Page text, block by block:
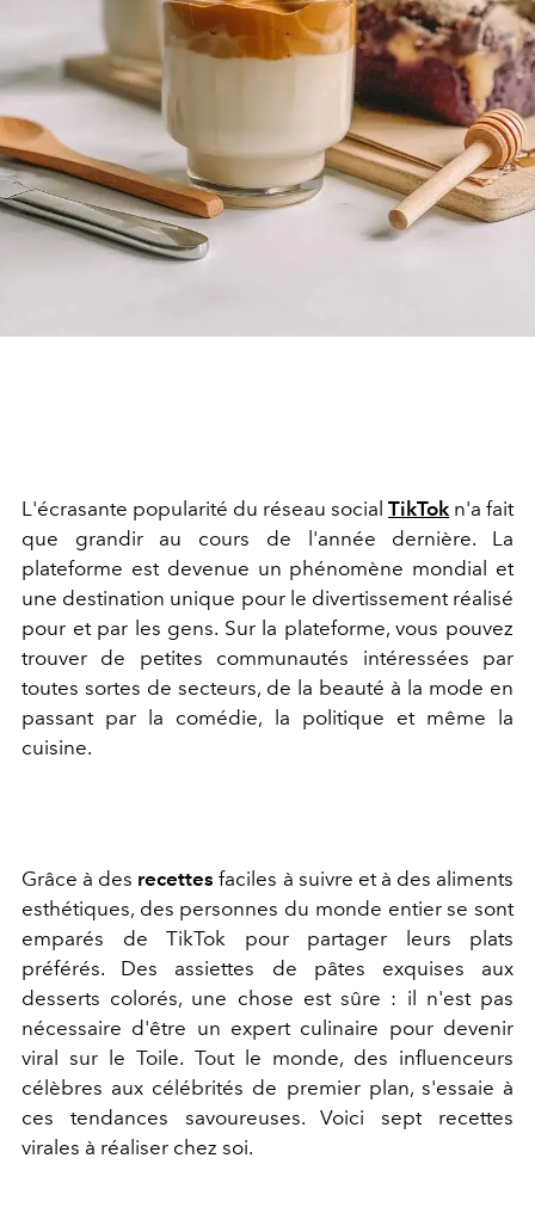
L'écrasante popularité du réseau social TikTok n'a fait
que grandir au cours de l'année dernière. La
plateforme est devenue un phénomène mondial et
une destination unique pour le divertissement réalisé
pour et par les gens. Sur la plateforme, vous pouvez
trouver de petites communautés intéressées par
toutes sortes de secteurs, de la beauté à la mode en
passant par la comédie, la politique et même la
cuisine.
Grâce à des recettes faciles à suivre et à des aliments
esthétiques, des personnes du monde entier se sont
emparés de TikTok pour partager leurs plats
préférés. Des assiettes de pâtes exquises aux
desserts colorés, une chose est sûre : il n'est pas
nécessaire d'être un expert culinaire pour devenir
viral sur le Toile. Tout le monde, des influenceurs
célèbres aux célébrités de premier plan, s'essaie à
ces tendances savoureuses. Voici sept recettes
virales à réaliser chez soi.